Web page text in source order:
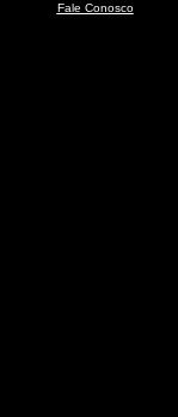
Fale Conosco